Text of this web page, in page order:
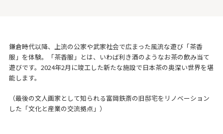
鎌倉時代以降、上流の公家や武家社会で広まった風流な遊び「茶香
服」を体験。「茶香服」とは、いわば利き酒のようなお茶の飲み当て
遊びです。2024年2月に竣工した新たな施設で日本茶の奥深い世界を堪
能します。
（最後の文人画家として知られる富岡鉄斎の旧邸宅をリノベーション
した「文化と産業の交流拠点」）